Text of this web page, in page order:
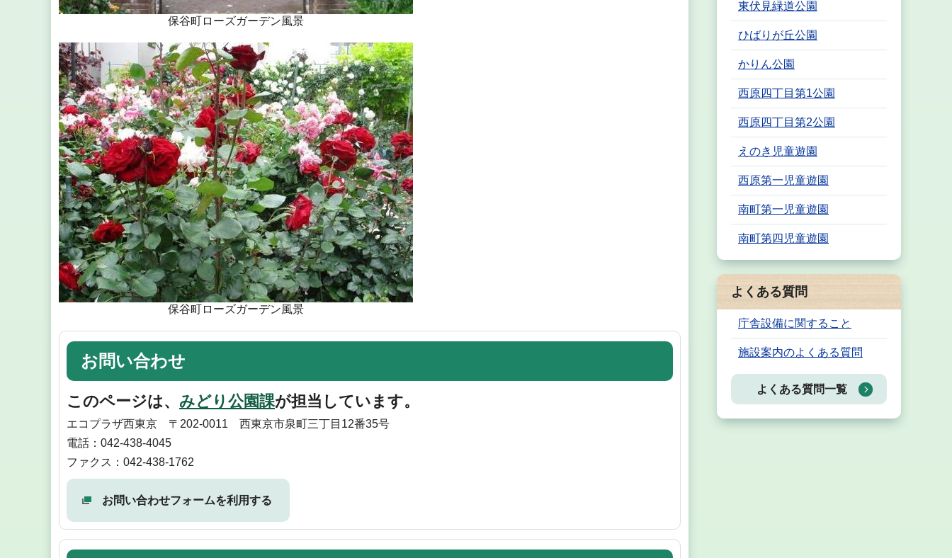
保谷町ローズガーデン風景
保谷町ローズガーデン風景
お問い合わせ
このページは、 みどり公園課が担当しています。
エコプラザ西東京 〒202-0011 西東京市泉町三丁目12番35号
電話：042-438-4045
ファクス：042-438-1762
お問い合わせフォームを利用する
東伏見緑道公園
ひばりが丘公園
かりん公園
西原四丁目第1公園
西原四丁目第2公園
えのき児童遊園
西原第一児童遊園
南町第一児童遊園
南町第四児童遊園
よくある質問
庁舎設備に関すること
施設案内のよくある質問
よくある質問一覧